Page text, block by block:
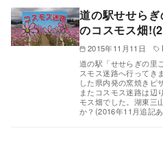
道の駅せせら
のコスモス畑
2015年11月11日
道の駅「せせらぎの里
スモス迷路へ行ってき
した県内発の窯焼きピ
またコスモス迷路は辺
モス畑でした。湖東三
か？(2016年11月追記